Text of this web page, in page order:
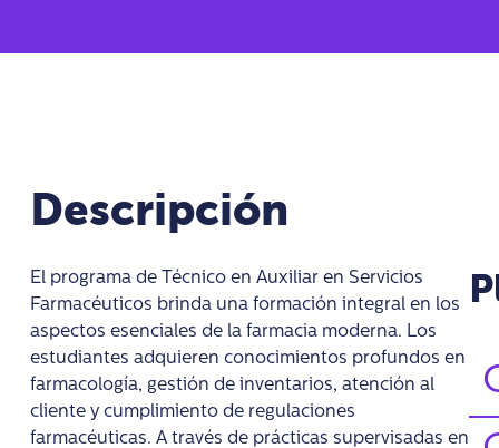
Descripción
El programa de Técnico en Auxiliar en Servicios
Farmacéuticos brinda una formación integral en los
aspectos esenciales de la farmacia moderna. Los
estudiantes adquieren conocimientos profundos en
farmacología, gestión de inventarios, atención al
cliente y cumplimiento de regulaciones
farmacéuticas. A través de prácticas supervisadas en